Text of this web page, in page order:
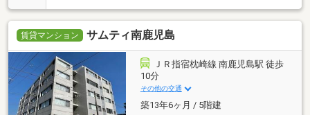
賃貸マンション サムティ南鹿児島
ＪＲ指宿枕崎線 南鹿児島駅 徒歩
10分
その他の交通
築13年6ヶ月 / 5階建